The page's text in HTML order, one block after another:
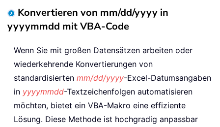
Konvertieren von mm/dd/yyyy in
yyyymmdd mit VBA-Code
Wenn Sie mit großen Datensätzen arbeiten oder
wiederkehrende Konvertierungen von
standardisierten mm/dd/yyyy-Excel-Datumsangaben
in yyyymmdd-Textzeichenfolgen automatisieren
möchten, bietet ein VBA-Makro eine effiziente
Lösung. Diese Methode ist hochgradig anpassbar